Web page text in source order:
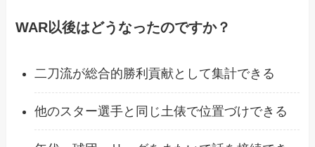
WAR以後はどうなったのですか？
二刀流が総合的勝利貢献として集計できる
他のスター選手と同じ土俵で位置づけできる